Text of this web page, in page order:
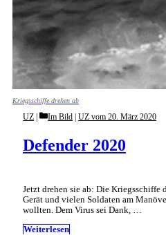
Kriegsschiffe drehen ab
Defender 2020
UZ Categories
Im Bild UZ vom 20. März 2020
Jetzt drehen sie ab: Die Kriegsschiffe
Gerät und vielen Soldaten am
wollten. Dem Virus sei Dank, …
Weiterlesen